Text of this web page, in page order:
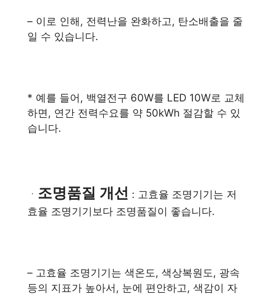
– 이로 인해, 전력난을 완화하고, 탄소배출을 줄
일 수 있습니다.
* 예를 들어, 백열전구 60W를 LED 10W로 교체
하면, 연간 전력수요를 약 50kWh 절감할 수 있
습니다.
ㆍ 조명품질 개선 : 고효율 조명기기는 저
효율 조명기기보다 조명품질이 좋습니다.
– 고효율 조명기기는 색온도, 색상복원도, 광속
등의 지표가 높아서, 눈에 편안하고, 색감이 자